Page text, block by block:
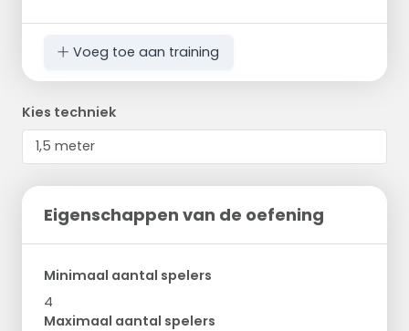
Voeg toe aan training
Kies techniek
Eigenschappen van de oefening
Minimaal aantal spelers
4
Maximaal aantal spelers